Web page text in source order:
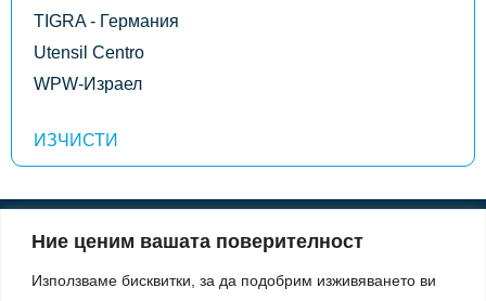
Ние ценим вашата поверителност
Използваме бисквитки, за да подобрим изживяването ви
TIGRA - Германия
Utensil Centro
WPW-Израел